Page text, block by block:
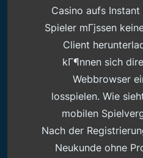
Casino aufs Instant
Spieler mГјssen
Client
kГ¶nnen sich
Webbrowser
losspielen. Wie
mobilen
Nach der
Neukunde ohne